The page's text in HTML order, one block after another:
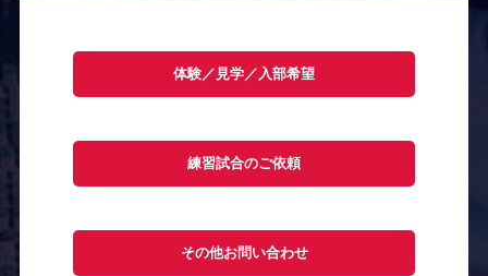
体験／見学／入部希望
練習試合のご依頼
その他お問い合わせ